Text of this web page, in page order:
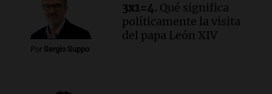
Por Sergio Suppo
3x1=4. Qué significa
políticamente la visita
del papa León XIV